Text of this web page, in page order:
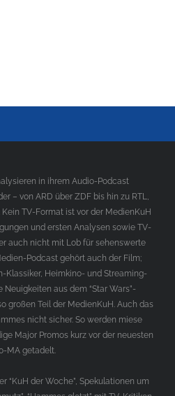
in ihrem Audio-Podcast
– von ARD über ZDF bis hin zu RTL,
Kein TV-Format ist vor der MedienKuH
und ersten Analysen sowie TV-
auch nicht mit Lob für sehenswerte
Podcast gehört auch der Film;
Klassiker, Heimkino- und Streaming-
aus dem “Star Wars”-
großen Teil der MedienKuH. Auch das
nicht sicher. So werden miese
Major Promos kurz vor der neuesten
MA getadelt.
“KuH der Woche”, Spekulationen um